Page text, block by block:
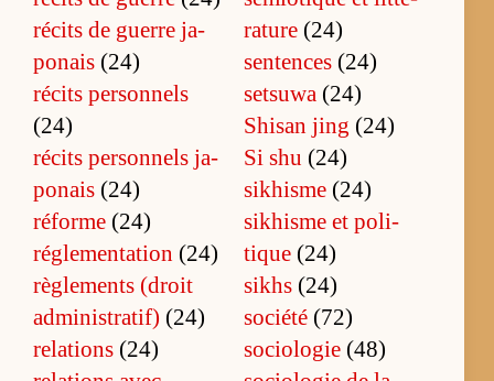
ré­cits de guerre ja­
po­nais (24)
ré­cits per­son­nels
(24)
ré­cits per­son­nels ja­
po­nais (24)
réforme (24)
réglementation (24)
rè­gle­ments (droit
ad­mi­nis­tra­tif) (24)
relations (24)
ra­ture (24)
sentences (24)
setsuwa (24)
Shi­san jing (24)
Si shu (24)
sikhisme (24)
si­khisme et po­li­
tique (24)
sikhs (24)
société (72)
sociologie (48)